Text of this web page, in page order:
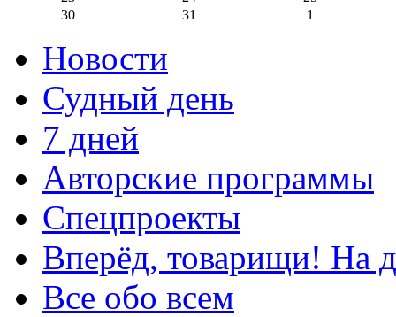
30
31 1
Новости
Судный день
7 дней
Авторские программы
Спецпроекты
Вперёд, товарищи! На
Все обо всем